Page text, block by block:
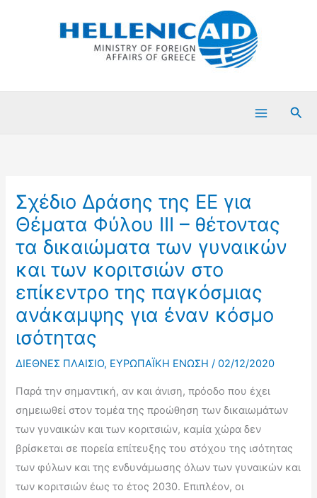
Σχέδιο Δράσης της EE για
Θέματα Φύλου ΙΙI – θέτοντας
τα δικαιώματα των γυναικών
και των κοριτσιών στο
επίκεντρο της παγκόσμιας
ανάκαμψης για έναν κόσμο
ισότητας
ΔΙΕΘΝΕΣ ΠΛΑΙΣΙΟ, ΕΥΡΩΠΑΪΚΗ ΕΝΩΣΗ /02/12/2020
Παρά την σημαντική, αν και άνιση, πρόοδο που έχει
σημειωθεί στον τομέα της προώθηση των δικαιωμάτων
των γυναικών και των κοριτσιών, καμία χώρα δεν
βρίσκεται σε πορεία επίτευξης του στόχου της ισότητας
των φύλων και της ενδυνάμωσης όλων των γυναικών και
των κοριτσιών έως το έτος 2030. Επιπλέον, οι